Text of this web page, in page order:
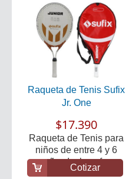
Raqueta de Tenis Sufix
Jr. One
$17.390
Raqueta de Tenis para
niños de entre 4 y 6
años Incluye f...
Cotizar